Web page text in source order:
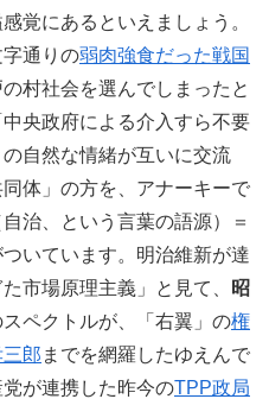
覚にあるといえましょう。
通りの弱肉強食だった戦国
村社会を選んでしまったと
央政府による介入すら不要
自然な情緒が互いに交流
体」の方を、アナーキーで
治、という言葉の語源）＝
ついています。明治維新が達
市場原理主義」と見て、
昭
ペクトルが、「右翼」の権
郎 までを網羅したゆえんで
が連携した昨今のTPP政局